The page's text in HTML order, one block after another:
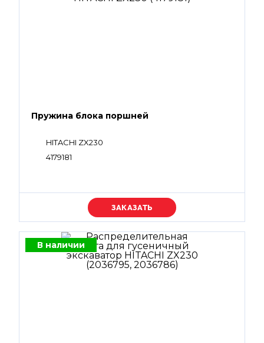
Пружина блока поршней
HITACHI ZX230
4179181
Уточняйте цену
В наличии